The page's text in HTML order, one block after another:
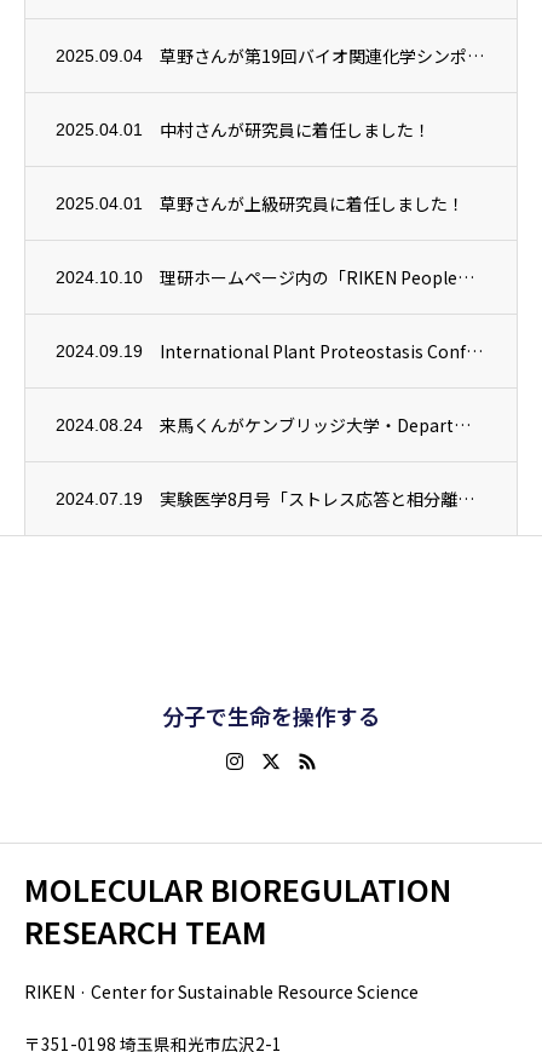
2025.09.04 草野さんが第19回バイオ関連化学シンポジウムで講演賞を受賞しました！
2025.04.01 中村さんが研究員に着任しました！
2025.04.01 草野さんが上級研究員に着任しました！
2024.10.10 理研ホームページ内の「RIKEN People」にJeksonさんの紹介記事が掲載され...
2024.09.19 International Plant Proteostasis Conference...
2024.08.24 来馬くんがケンブリッジ大学・Department of Plant ScienceのU...
2024.07.19 実験医学8月号「ストレス応答と相分離」に当チームの研究内容「葉緑体分解とミクロオートフ...
分子で生命を操作する
MOLECULAR BIOREGULATION
RESEARCH TEAM
RIKEN · Center for Sustainable Resource Science
〒351-0198 埼玉県和光市広沢2-1